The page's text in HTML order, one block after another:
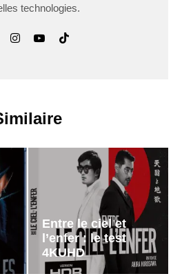
technologies.
Entre le ciel et
l’enfer : le test
4KUHD